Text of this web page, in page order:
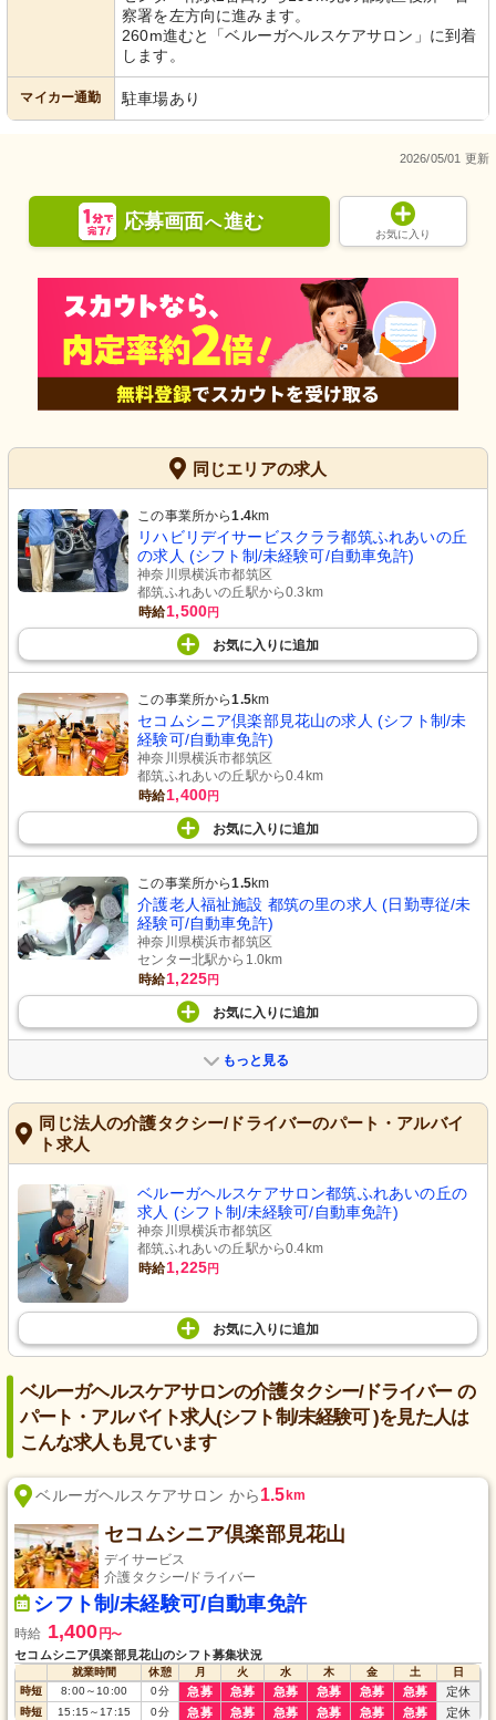
察署を左方向に進みます。
260m進むと「ベルーガヘルスケアサロン」に到着
します。
マイカー通勤 駐車場あり
2026/05/01 更新
応募画面へ進む
お気に入り
同じエリアの求人
この事業所から1.4km
リハビリデイサービスクララ都筑ふれあいの丘
の求人 (シフト制/未経験可/自動車免許)
神奈川県横浜市都筑区
都筑ふれあいの丘駅から0.3km
時給1,500円
お気に入り に追加
この事業所から1.5km
セコムシニア倶楽部見花山の求人 (シフト制/未
経験可/自動車免許)
神奈川県横浜市都筑区
都筑ふれあいの丘駅から0.4km
時給1,400円
お気に入り に追加
この事業所から1.5km
介護老人福祉施設 都筑の里の求人 (日勤専従/未
経験可/自動車免許)
神奈川県横浜市都筑区
センター北駅から1.0km
時給1,225円
お気に入り に追加
もっと見る
同じ法人の介護タクシー/ドライバーのパート・アルバイ
ト求人
ベルーガヘルスケアサロン都筑ふれあいの丘の
求人 (シフト制/未経験可/自動車免許)
神奈川県横浜市都筑区
都筑ふれあいの丘駅から0.4km
時給1,225円
お気に入り に追加
ベルーガヘルスケアサロンの介護タクシー/ドライバー の
パート・アルバイト求人(シフト制/未経験可 )を見た人は
こんな求人も見ています
ベルーガヘルスケアサロン から1.5 km
セコムシニア倶楽部見花山
デイサービス
介護タクシー/ドライバー
シフト制/未経験可/自動車免許
時給 1,400円〜
セコムシニア倶楽部見花山のシフト募集状況
就業時間 休憩 月 火 水 木 金 土
日
時短
8:00～ 10:00 0分 急募 急募 急募 急募 急募 急募 定休
時短 15:15 ～ 17:15 0分 急募 急募 急募 急募 急募 急募 定休